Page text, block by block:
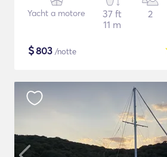
Yacht a motore
37 ft
11 m
2
$803 /notte